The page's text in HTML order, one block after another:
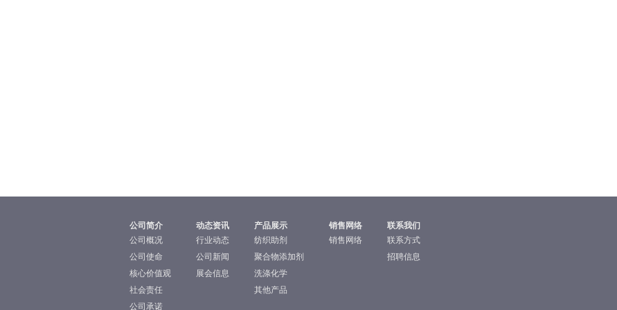
公司简介
公司概况
公司使命
核心价值观
社会责任
公司承诺
动态资讯
行业动态
公司新闻
展会信息
产品展示
纺织助剂
聚合物添加剂
洗涤化学
其他产品
销售网络
销售网络
联系我们
联系方式
招聘信息